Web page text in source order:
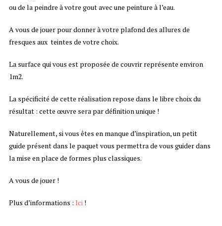
ou de la peindre à votre gout avec une peinture à l’eau.
A vous de jouer pour donner à votre plafond des allures de
fresques aux teintes de votre choix.
La surface qui vous est proposée de couvrir représente environ
1m2.
La spécificité de cette réalisation repose dans le libre choix du
résultat : cette œuvre sera par définition unique !
Naturellement, si vous êtes en manque d’inspiration, un petit
guide présent dans le paquet vous permettra de vous guider dans
la mise en place de formes plus classiques.
A vous de jouer !
Plus d’informations : Ici!